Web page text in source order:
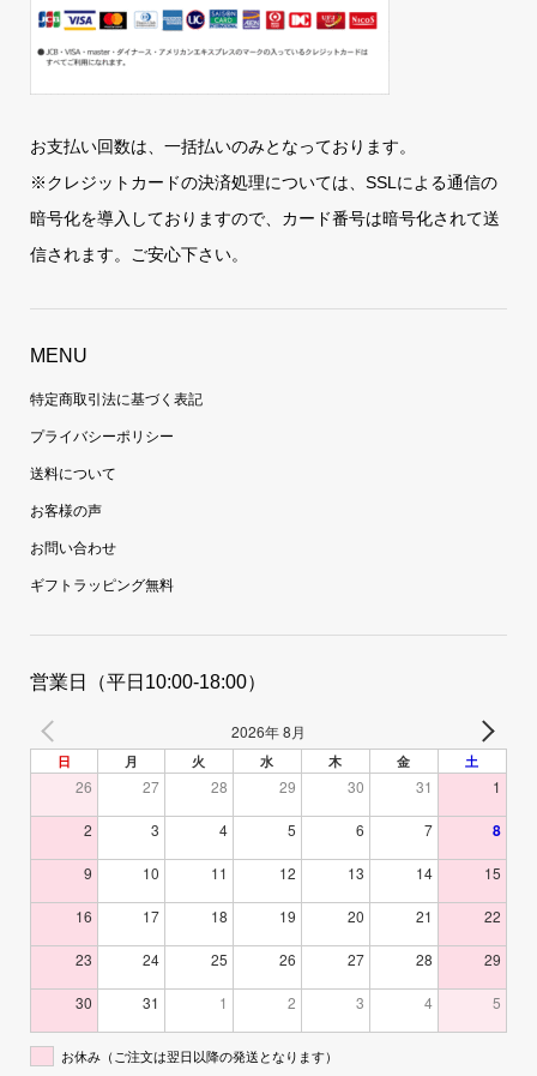
お支払い回数は、一括払いのみとなっております。
※クレジットカードの決済処理については、SSLによる通信の
暗号化を導入しておりますので、カード番号は暗号化されて送
信されます。ご安心下さい。
MENU
特定商取引法に基づく表記
プライバシーポリシー
送料について
お客様の声
お問い合わせ
ギフトラッピング無料
営業日（平日10:00-18:00）
2026年 8月
日 月 火 水 木 金 土
26 27 28 29 30 31 1
2 3 4 5 6 7 8
9 10 11 12 13 14 15
16 17 18 19 20 21 22
23 24 25 26 27 28 29
30 31 1 2 3 4 5
お休み（ご注文は翌日以降の発送となります）